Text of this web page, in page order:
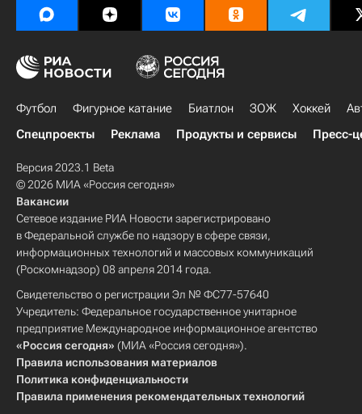
Футбол Фигурное катание Биатлон ЗОЖ Хоккей
Спецпроекты
Реклама Продукты и сервисы Пресс-
Версия 2023.1 Beta
© 2026 МИА «Россия сегодня»
Вакансии
Сетевое издание РИА Новости зарегистрировано
в Федеральной службе по надзору в сфере связи,
информационных технологий и массовых коммуникаций
(Роскомнадзор) 08 апреля 2014 года.
Свидетельство о регистрации Эл № ФС77-57640
Учредитель: Федеральное государственное унитарное
предприятие Международное информационное агентство
«Россия сегодня» (МИА «Россия сегодня»).
Правила использования материалов
Политика конфиденциальности
Правила применения рекомендательных технологий